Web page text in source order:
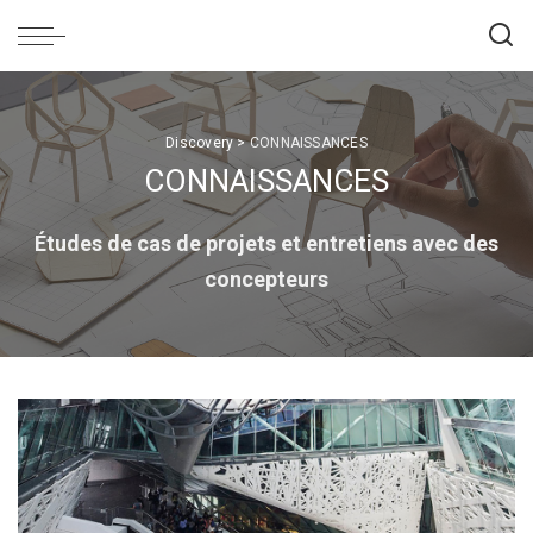
Discovery>CONNAISSANCES
CONNAISSANCES
Études de cas de projets et entretiens avec des
concepteurs